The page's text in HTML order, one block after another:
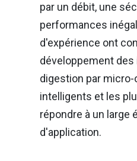
par un débit, une
performances
d'expérience ont
développement
digestion par
intelligents et les
répondre à un large
d'application.